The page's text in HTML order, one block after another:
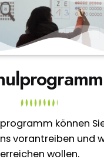
können
vorantreiben und
erreichen wollen.